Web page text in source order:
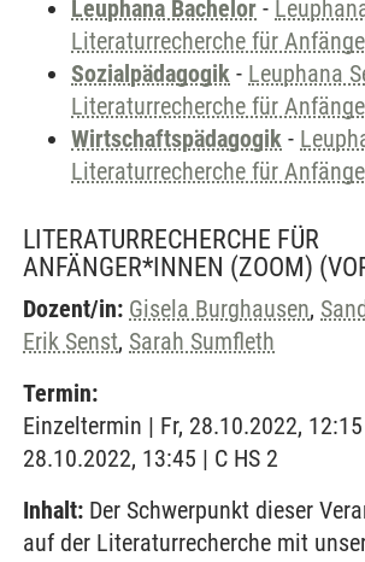
Leuphana Bachelor -
Literaturrecherche für
Sozialpädagogik - Leuphana
Literaturrecherche für
Wirtschaftspädagogik -
Literaturrecherche für
LITERATURRECHERCHE FÜR
ANFÄNGER*INNEN (ZOOM)
Dozent/in: Gisela Burghausen,
Erik Senst, Sarah Sumfleth
Termin:
Einzeltermin | Fr, 28.10.2022, 12:15
28.10.2022, 13:45 | C HS 2
Inhalt: Der Schwerpunkt dieser
auf der Literaturrecherche mit